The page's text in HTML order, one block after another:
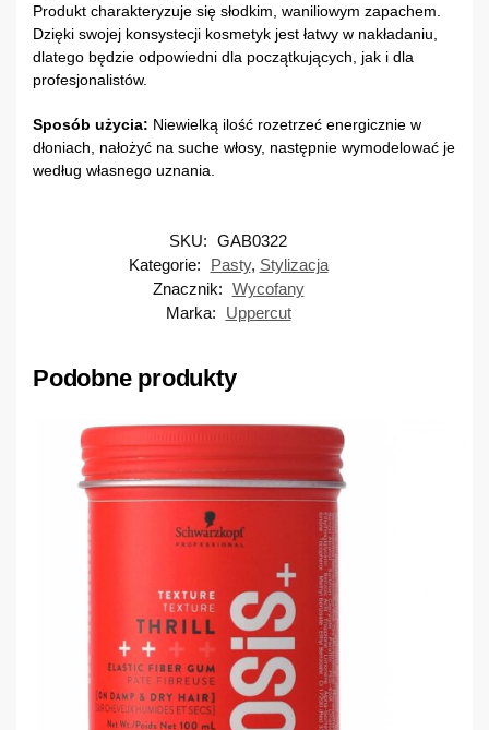
Produkt charakteryzuje się słodkim, waniliowym zapachem.
Dzięki swojej konsystecji kosmetyk jest łatwy w nakładaniu,
dlatego będzie odpowiedni dla początkujących, jak i dla
profesjonalistów.
Sposób użycia: Niewielką ilość rozetrzeć energicznie w
dłoniach, nałożyć na suche włosy, następnie wymodelować je
według własnego uznania.
SKU: GAB0322
Kategorie:
Pasty, Stylizacja
Znacznik: Wycofany
Marka:
Uppercut
Podobne produkty